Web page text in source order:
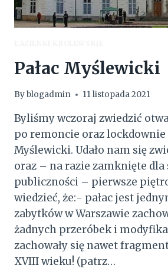
Pałac Myślewicki
Byblogadmin 11 listopada 2021
Byliśmy wczoraj zwiedzić
po remoncie oraz lockdownie
Myślewicki. Udało nam się
oraz – na razie zamknięte dla
publiczności – pierwsze
wiedzieć, że:- pałac jest
zabytków w Warszawie
żadnych przeróbek i
zachowały się nawet
XVIII wieku! (patrz…